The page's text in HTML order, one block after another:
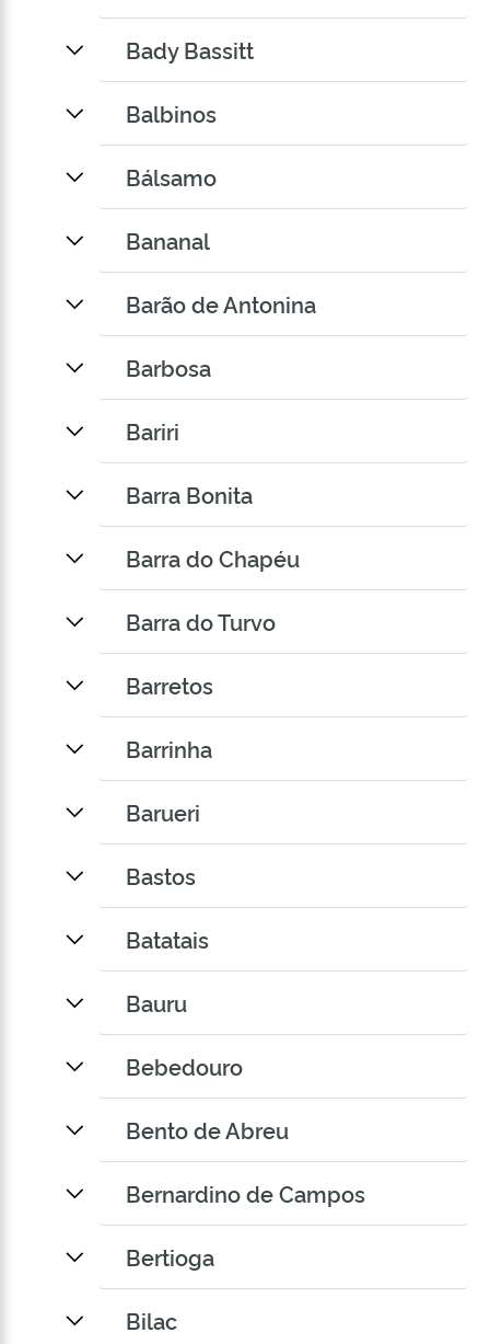
Bady Bassitt
Balbinos
Bálsamo
Bananal
Barão de Antonina
Barbosa
Bariri
Barra Bonita
Barra do Chapéu
Barra do Turvo
Barretos
Barrinha
Barueri
Bastos
Batatais
Bauru
Bebedouro
Bento de Abreu
Bernardino de Campos
Bertioga
Bilac